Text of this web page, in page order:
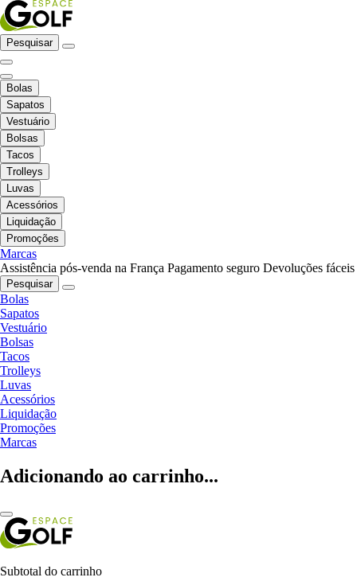
Pesquisar
Bolas
Sapatos
Vestuário
Bolsas
Tacos
Trolleys
Luvas
Acessórios
Liquidação
Promoções
Marcas
Assistência pós-venda na França Pagamento seguro Devoluções fáceis
Pesquisar
Bolas
Sapatos
Vestuário
Bolsas
Tacos
Trolleys
Luvas
Acessórios
Liquidação
Promoções
Marcas
Adicionando ao carrinho...
Subtotal do carrinho